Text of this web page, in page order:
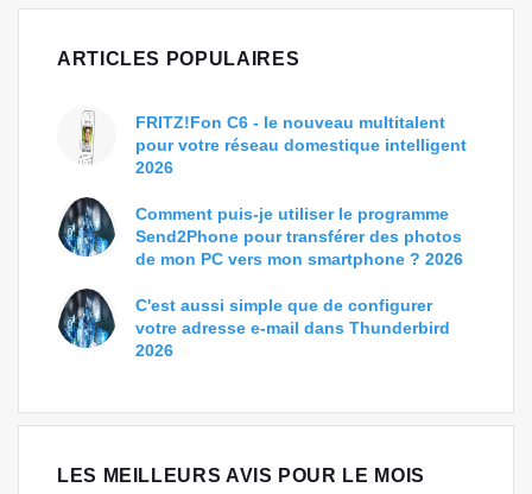
ARTICLES POPULAIRES
FRITZ!Fon C6 - le nouveau multitalent
pour votre réseau domestique intelligent
2026
Comment puis-je utiliser le programme
Send2Phone pour transférer des photos
de mon PC vers mon smartphone ? 2026
C'est aussi simple que de configurer
votre adresse e-mail dans Thunderbird
2026
LES MEILLEURS AVIS POUR LE MOIS